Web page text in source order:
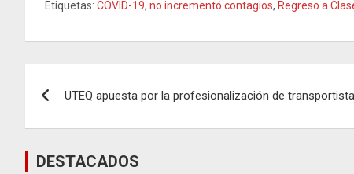
Etiquetas: COVID-19, no incrementó contagios, Regreso a
de
entradas
UTEQ apuesta por la profesionalización de
DESTACADOS